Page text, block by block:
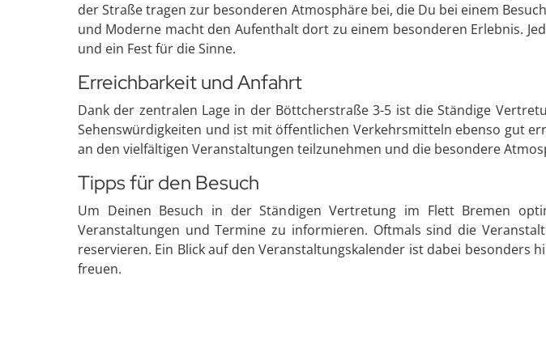
der Straße tragen zur besonderen Atmosphäre bei, die Du bei einem
und Moderne macht den Aufenthalt dort zu einem besonderen Erlebnis.
und ein Fest für die Sinne.
Erreichbarkeit und Anfahrt
Dank der zentralen Lage in der Böttcherstraße 3-5 ist die Ständige
Sehenswürdigkeiten und ist mit öffentlichen Verkehrsmitteln ebenso gut
an den vielfältigen Veranstaltungen teilzunehmen und die besondere
Tipps für den Besuch
Um Deinen Besuch in der Ständigen Vertretung im Flett Bremen
Veranstaltungen und Termine zu informieren. Oftmals sind die
reservieren. Ein Blick auf den Veranstaltungskalender ist dabei besonders
freuen.